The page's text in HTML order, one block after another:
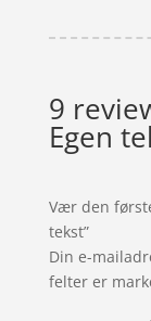
9
Egen
Vær den
tekst”
Din e-
felter er